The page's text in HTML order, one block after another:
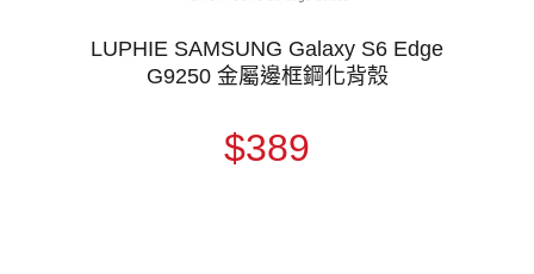
LUPHIE SAMSUNG Galaxy S6 Edge
G9250 金屬邊框鋼化背殼
$389